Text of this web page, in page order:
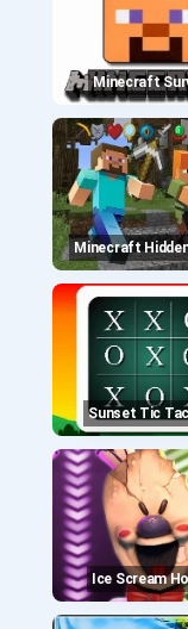
Minecraft
Minecraft
Sunset Tic
Ice Scream